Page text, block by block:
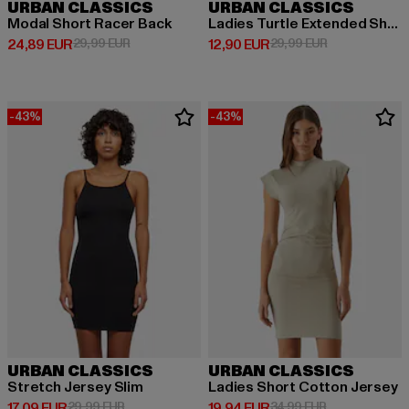
URBAN CLASSICS
Modal Short Racer Back
24,89 EUR
Derzeitiger Preis: 24,89 EUR
29,99 EURAktionspreis: 29,99 EUR
URBAN CLASSICS
Ladies Turtle Extended Shoulder
12,90 EUR
Derzeitiger Preis: 12,90 EUR
29,99 EURAktionspreis:
-43%
URBAN CLASSICS
Stretch Jersey Slim
-43%
URBAN CLASSICS
Ladies Short Cotton Jersey